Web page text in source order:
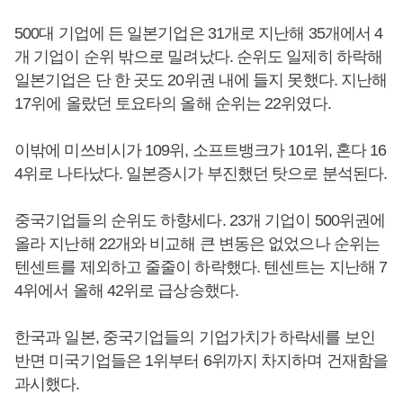
500대 기업에 든 일본기업은 31개로 지난해 35개에서 4
개 기업이 순위 밖으로 밀려났다. 순위도 일제히 하락해
일본기업은 단 한 곳도 20위권 내에 들지 못했다. 지난해
17위에 올랐던 토요타의 올해 순위는 22위였다.
이밖에 미쓰비시가 109위, 소프트뱅크가 101위, 혼다 16
4위로 나타났다. 일본증시가 부진했던 탓으로 분석된다.
중국기업들의 순위도 하향세다. 23개 기업이 500위권에
올라 지난해 22개와 비교해 큰 변동은 없었으나 순위는
텐센트를 제외하고 줄줄이 하락했다. 텐센트는 지난해 7
4위에서 올해 42위로 급상승했다.
한국과 일본, 중국기업들의 기업가치가 하락세를 보인
반면 미국기업들은 1위부터 6위까지 차지하며 건재함을
과시했다.